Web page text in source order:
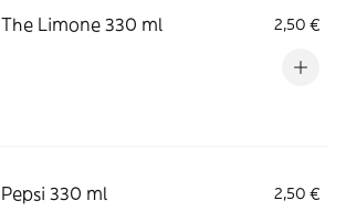
The Limone 330 ml 2,50 €
Pepsi 330 ml 2,50 €